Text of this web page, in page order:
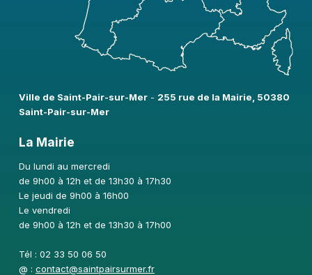
Ville de Saint-Pair-sur-Mer​- 255 rue de la Mairie, 50380
Saint-Pair-sur-Mer
La Mairie
Du lundi au mercredi
de 9h00 à 12h et de 13h30 à 17h30
Le jeudi de 9h00 à 16h00
Le vendredi
de 9h00 à 12h et de 13h30 à 17h00
Tél : 02 33 50 06 50
@ : contact@saintpairsurmer.fr